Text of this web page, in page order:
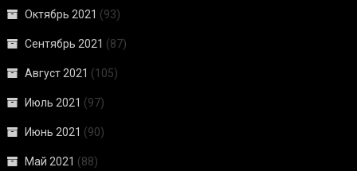
Октябрь 2021 (93)
Сентябрь 2021 (87)
Август 2021 (105)
Июль 2021 (97)
Июнь 2021 (90)
Май 2021 (88)